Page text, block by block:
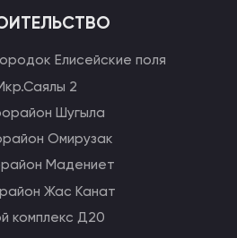
Елисейские поля
2
Шугыла
Омирузак
Мадениет
Жас Канат
комплекс Д20